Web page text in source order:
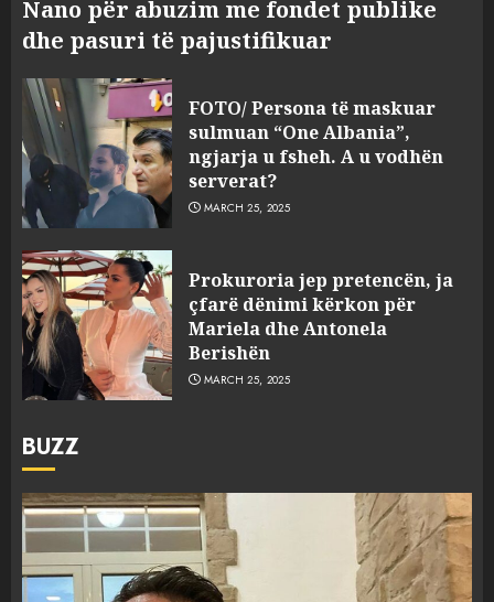
Nano për abuzim me fondet publike
dhe pasuri të pajustifikuar
FOTO/ Persona të maskuar
sulmuan “One Albania”,
ngjarja u fsheh. A u vodhën
serverat?
MARCH 25, 2025
Prokuroria jep pretencën, ja
çfarë dënimi kërkon për
Mariela dhe Antonela
Berishën
MARCH 25, 2025
BUZZ